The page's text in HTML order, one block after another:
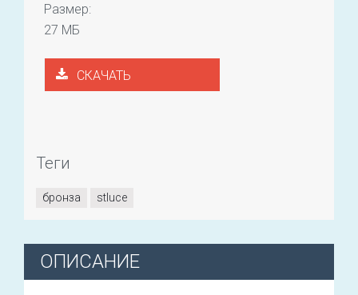
Размер:
27 МБ
СКАЧАТЬ
Теги
бронза stluce
ОПИСАНИЕ